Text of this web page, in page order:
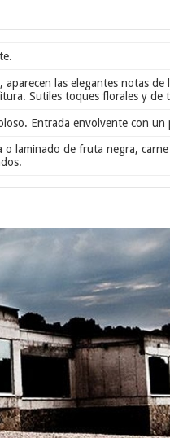
las elegantes notas de
Sutiles toques florales y de
Entrada envolvente con un
laminado de fruta negra,